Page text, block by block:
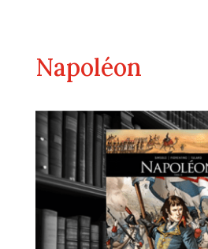
Napoléon